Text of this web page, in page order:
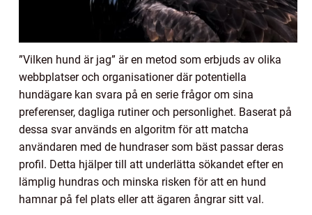
”Vilken hund är jag” är en metod som erbjuds av olika
webbplatser och organisationer där potentiella
hundägare kan svara på en serie frågor om sina
preferenser, dagliga rutiner och personlighet. Baserat på
dessa svar används en algoritm för att matcha
användaren med de hundraser som bäst passar deras
profil. Detta hjälper till att underlätta sökandet efter en
lämplig hundras och minska risken för att en hund
hamnar på fel plats eller att ägaren ångrar sitt val.